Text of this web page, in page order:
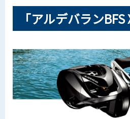
「アルデバラン